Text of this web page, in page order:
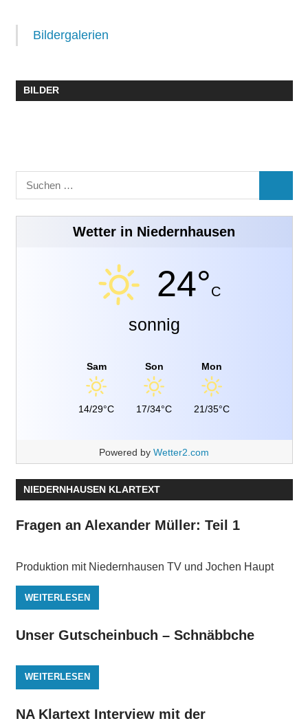
Bildergalerien
BILDER
Suchen
nach:
Wetter in Niedernhausen
24°C
sonnig
Sam
14/29°C
Son
17/34°C
Mon
21/35°C
Powered by Wetter2.com
NIEDERNHAUSEN KLARTEXT
Fragen an Alexander Müller: Teil 1
Produktion mit Niedernhausen TV und Jochen Haupt
WEITERLESEN
Unser Gutscheinbuch – Schnäbbche
WEITERLESEN
NA Klartext Interview mit der